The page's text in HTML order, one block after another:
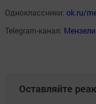
Одноклассники: ok.ru/
Telegram-канал:
Оставляйте